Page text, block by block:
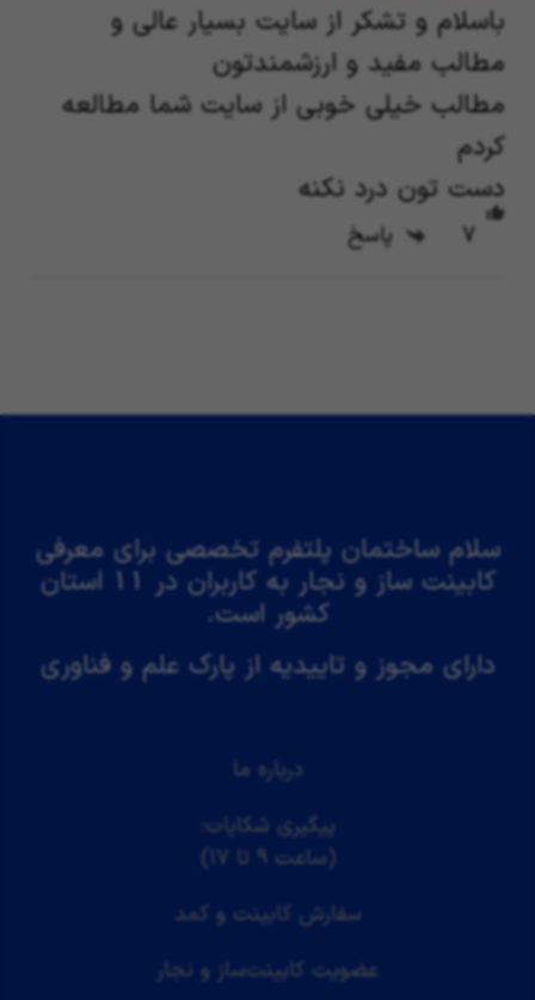
باسلام و تشکر از سایت بسیار عالی و
مطالب مفید و ارزشمندتون
مطالب خیلی خوبی از سایت شما مطالعه
کردم
دست تون درد نکنه
7 پاسخ
سلام ساختمان پلتفرم تخصصی برای معرفی
کابینت ساز و نجار به کاربران در 11 استان
کشور است.
دارای مجوز و تاییدیه از پارک علم و فناوری
درباره ما
پیگیری شکایات:
(ساعت ۹ تا ۱۷)
سفارش کابینت و کمد
عضویت کابینت‌ساز و نجار